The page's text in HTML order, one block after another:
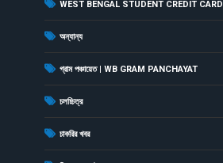
WEST BENGAL STUDENT CREDIT CARD
অন্যান্য
গ্রাম পঞ্চায়েত | WB GRAM PANCHAYAT
চলচ্চিত্র
চাকরির খবর